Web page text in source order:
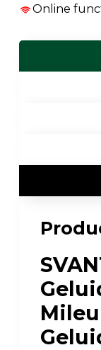
Online